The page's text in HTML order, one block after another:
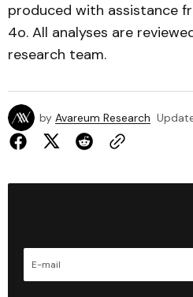
produced with assistance
4o. All analyses are
research team.
by Avareum Research